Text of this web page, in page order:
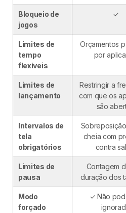
Bloqueio de
jogos
✓
Limites de
tempo
flexíveis
Orçamentos
por
Limites de
lançamento
Restringir a
com que os
são
Intervalos de
tela
obrigatórios
cheia com
contra
Limites de
pausa
Contagem
duração dos
Modo
forçado
✓ Não